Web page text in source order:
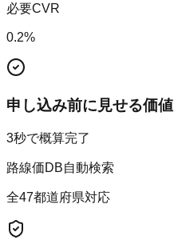
必要CVR
0.2%
申し込み前に見せる価値
3秒で概算完了
路線価DB自動検索
全47都道府県対応